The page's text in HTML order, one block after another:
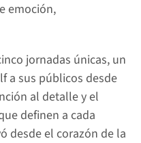
emoción,
jornadas únicas, un
a sus públicos desde
al detalle y el
definen a cada
desde el corazón de la